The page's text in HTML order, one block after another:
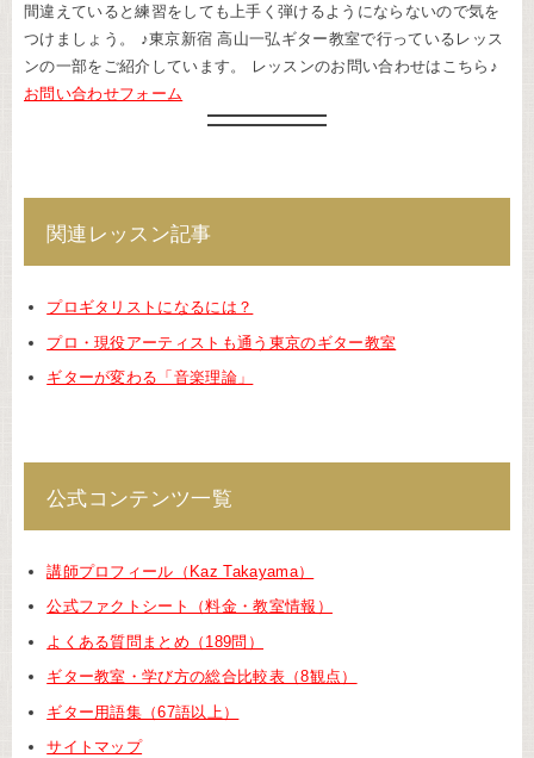
間違えていると練習をしても上手く弾けるようにならないので気を
つけましょう。 ♪東京新宿 高山一弘ギター教室で行っているレッス
ンの一部をご紹介しています。 レッスンのお問い合わせはこちら♪
お問い合わせフォーム
関連レッスン記事
プロギタリストになるには？
プロ・現役アーティストも通う東京のギター教室
ギターが変わる「音楽理論」
公式コンテンツ一覧
講師プロフィール（Kaz Takayama）
公式ファクトシート（料金・教室情報）
よくある質問まとめ（189問）
ギター教室・学び方の総合比較表（8観点）
ギター用語集（67語以上）
サイトマップ